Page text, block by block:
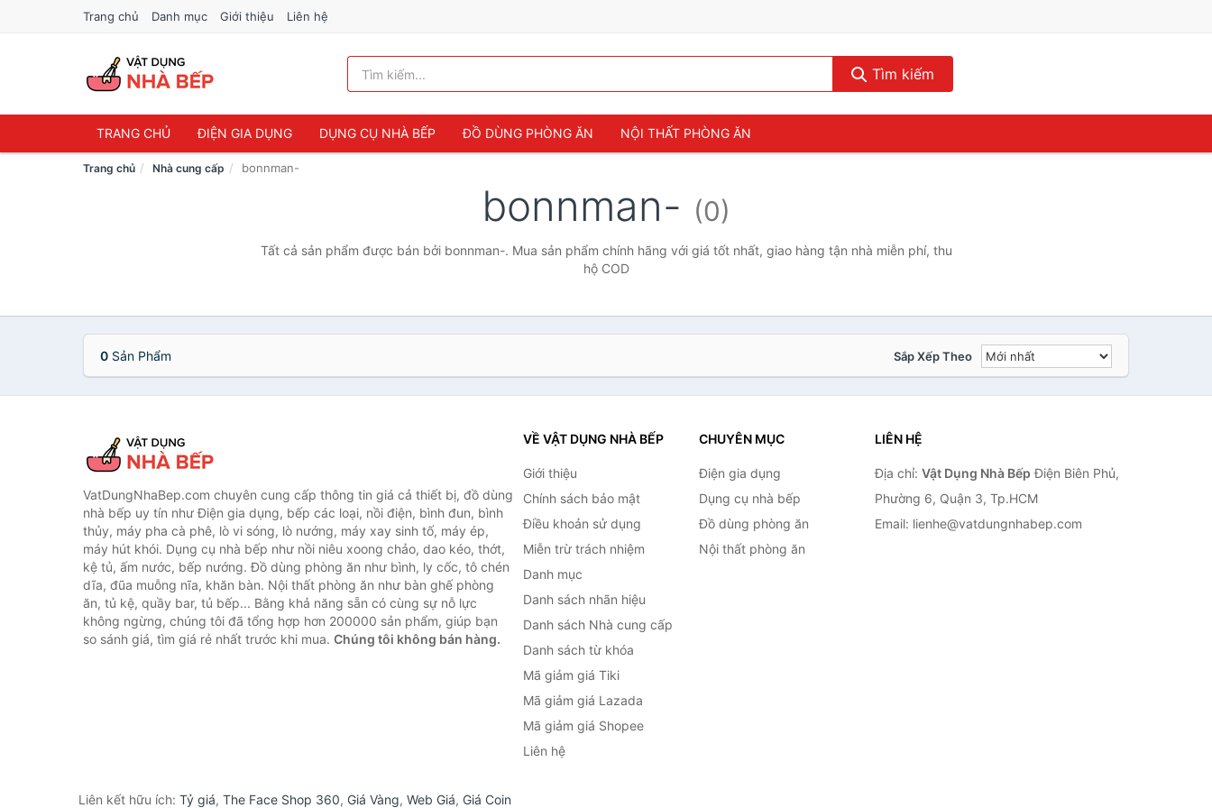
Trang chủ Danh mục Giới thiệu Liên hệ
Tìm kiếm
TRANG CHỦ ĐIỆN GIA DỤNG DỤNG CỤ NHÀ BẾP ĐỒ DÙNG PHÒNG ĂN NỘI THẤT PHÒNG ĂN
Trang chủ Nhà cung cấp bonnman-
bonnman- (0)
Tất cả sản phẩm được bán bởi bonnman-. Mua sản phẩm chính hãng với giá tốt nhất, giao hàng tận nhà miễn phí, thu
hộ COD
0 Sản Phẩm Sắp Xếp Theo
VatDungNhaBep.com chuyên cung cấp thông tin giá cả thiết bị, đồ dùng
nhà bếp uy tín như Điện gia dụng, bếp các loại, nồi điện, bình đun, bình
thủy, máy pha cà phê, lò vi sóng, lò nướng, máy xay sinh tố, máy ép,
máy hút khói. Dụng cụ nhà bếp như nồi niêu xoong chảo, dao kéo, thớt,
kệ tủ, ấm nước, bếp nướng. Đồ dùng phòng ăn như bình, ly cốc, tô chén
dĩa, đũa muỗng nĩa, khăn bàn. Nội thất phòng ăn như bàn ghế phòng
ăn, tủ kệ, quầy bar, tủ bếp... Bằng khả năng sẵn có cùng sự nỗ lực
không ngừng, chúng tôi đã tổng hợp hơn 200000 sản phẩm, giúp bạn
so sánh giá, tìm giá rẻ nhất trước khi mua. Chúng tôi không bán hàng.
VỀ VẬT DỤNG NHÀ BẾP
Giới thiệu
Chính sách bảo mật
Điều khoản sử dụng
Miễn trừ trách nhiệm
Danh mục
Danh sách nhãn hiệu
Danh sách Nhà cung cấp
Danh sách từ khóa
Mã giảm giá Tiki
Mã giảm giá Lazada
Mã giảm giá Shopee
Liên hệ
CHUYÊN MỤC
Điện gia dụng
Dụng cụ nhà bếp
Đồ dùng phòng ăn
Nội thất phòng ăn
LIÊN HỆ
Địa chỉ: Vật Dụng Nhà Bếp Điện Biên Phủ,
Phường 6, Quận 3, Tp.HCM
Email: lienhe@vatdungnhabep.com
Liên kết hữu ích: Tỷ giá, The Face Shop 360, Giá Vàng, Web Giá, Giá Coin